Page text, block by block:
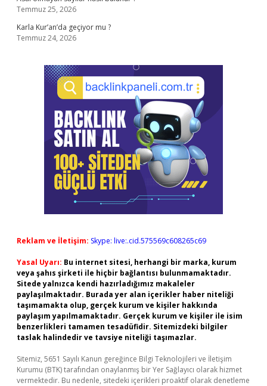
Temmuz 25, 2026
Karla Kur’an’da geçiyor mu ?
Temmuz 24, 2026
Reklam ve İletişim: Skype: live:.cid.575569c608265c69
Yasal Uyarı: Bu internet sitesi, herhangi bir marka, kurum
veya şahıs şirketi ile hiçbir bağlantısı bulunmamaktadır.
Sitede yalnızca kendi hazırladığımız makaleler
paylaşılmaktadır. Burada yer alan içerikler haber niteliği
taşımamakta olup, gerçek kurum ve kişiler hakkında
paylaşım yapılmamaktadır. Gerçek kurum ve kişiler ile isim
benzerlikleri tamamen tesadüfidir. Sitemizdeki bilgiler
taslak halindedir ve tavsiye niteliği taşımazlar.
Sitemiz, 5651 Sayılı Kanun gereğince Bilgi Teknolojileri ve İletişim
Kurumu (BTK) tarafından onaylanmış bir Yer Sağlayıcı olarak hizmet
vermektedir. Bu nedenle, sitedeki içerikleri proaktif olarak denetleme